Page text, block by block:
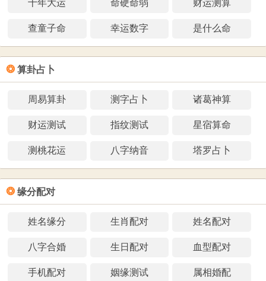
十年大运 命硬命弱 财运测算
查童子命 幸运数字 是什么命
❂ 算卦占卜
周易算卦 测字占卜 诸葛神算
财运测试 指纹测试 星宿算命
测桃花运 八字纳音 塔罗占卜
❂ 缘分配对
姓名缘分 生肖配对 姓名配对
八字合婚 生日配对 血型配对
手机配对 姻缘测试 属相婚配